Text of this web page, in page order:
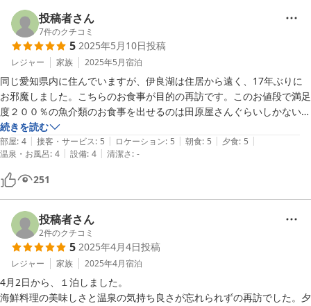
投稿者さん
7件のクチコミ
5 2025年5月10日投稿
レジャー 家族 2025年5月宿泊
同じ愛知県内に住んでいますが、伊良湖は住居から遠く、17年ぶりに
お邪魔しました。こちらのお食事が目的の再訪です。このお値段で満足
度２００％の魚介類のお食事を出せるのは田原屋さんぐらいしかないの
ではないでしょうか。すべて地物なので、新鮮さ抜群。同行した家族も
感動していました。元気な女将さんのトークも好きですし、若女将もほ
んわかと優しい方です。
宿到着前に田原の謎に有名な海鮮丼屋でランチしましたが、田原屋さん
でランチも食べればよかったと非常に後悔しています。
館内は古さはありますが、清掃が行き届いています。共用トイレは洋式
できれいでした。好きな時にお風呂に入れないのが残念ですが、お風呂
もとてもきれいです。私はタオルは家から持参しました。
伊良湖は距離はありますが、フェリーで車ごと三重県に渡って周遊でき
るので案外便利です。
続きを読む
部屋: 4 | 接客・サービス: 5 | ロケーション: 5 | 朝食: 5 | 夕食: 5 |
温泉・お風呂: 4 | 設備: 4 | 清潔さ: -
251
投稿者さん
2件のクチコミ
5 2025年4月4日投稿
レジャー 家族 2025年4月宿泊
4月2日から、１泊しました。
海鮮料理の美味しさと温泉の気持ち良さが忘れられずの再訪でした。夕